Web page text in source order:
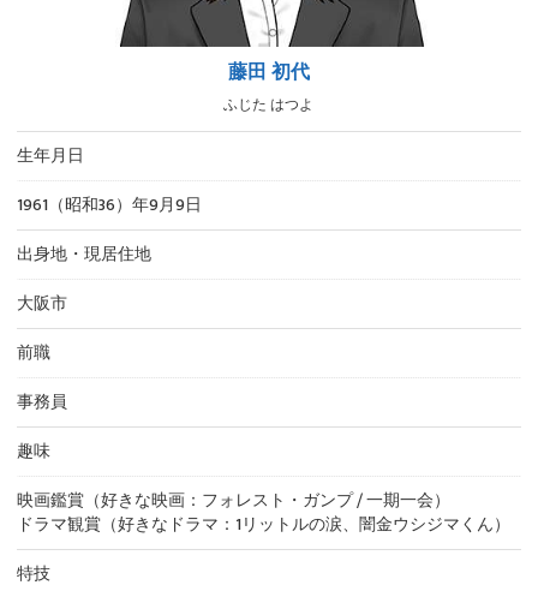
藤田 初代
ふじた はつよ
生年月日
1961（昭和36）年9月9日
出身地・現居住地
大阪市
前職
事務員
趣味
映画鑑賞（好きな映画：フォレスト・ガンプ / 一期一会）
ドラマ観賞（好きなドラマ：1リットルの涙、闇金ウシジマくん）
特技